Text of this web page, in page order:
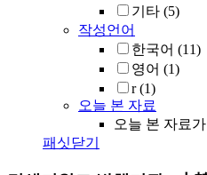
기타 (5)
작성언어
한국어 (11)
영어 (1)
r (1)
오늘 본 자료
오늘 본 자료
패싯닫기